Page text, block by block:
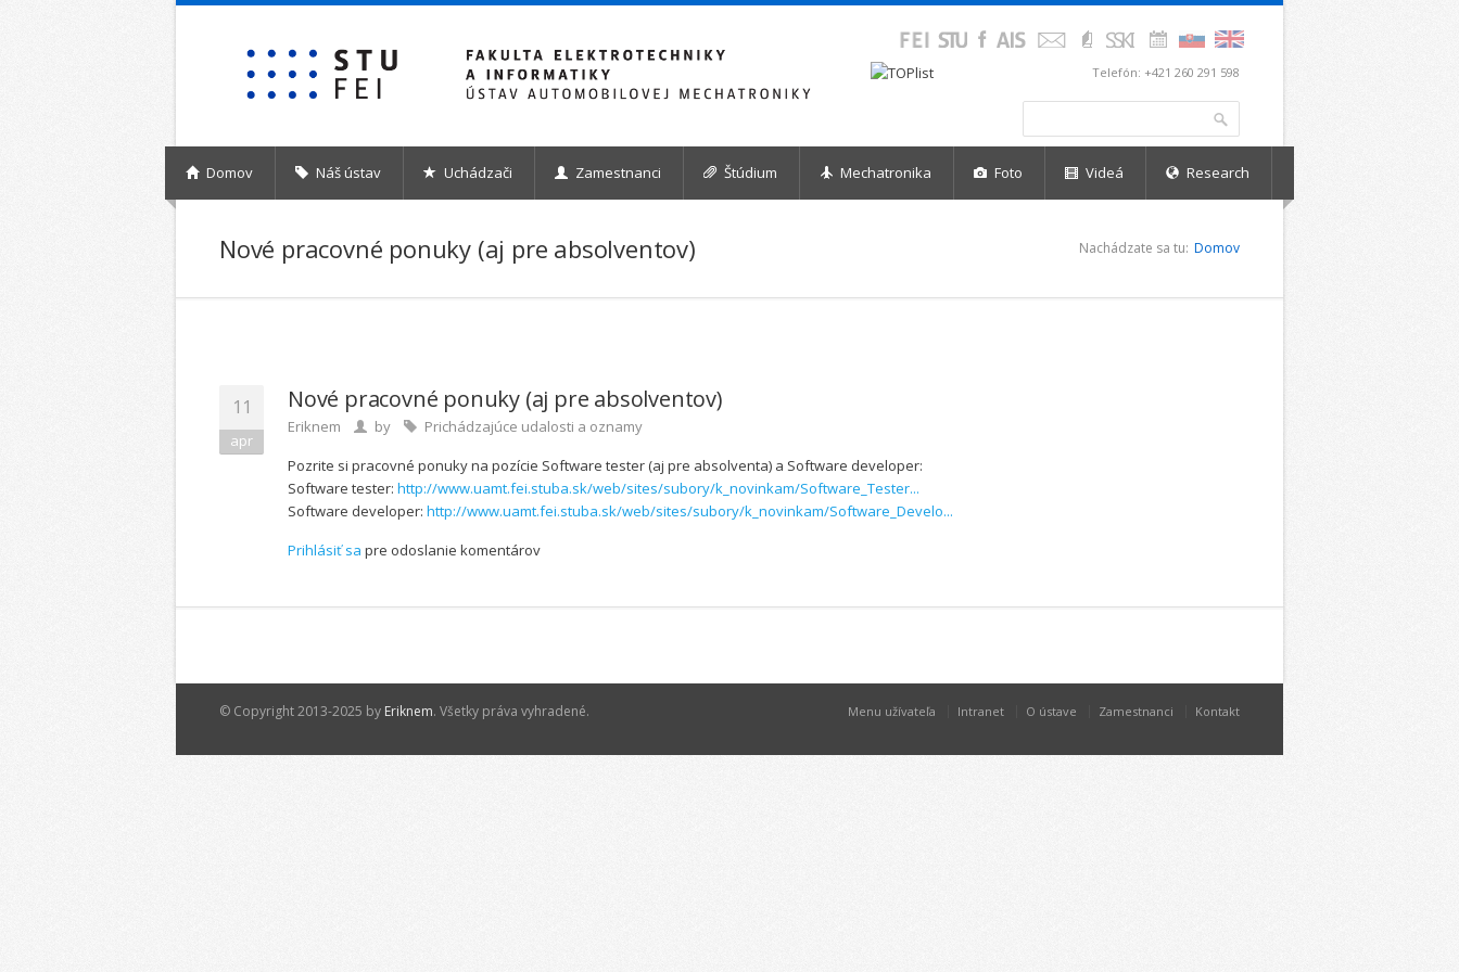
Telefón: +421 260 291 598
Domov Náš ústav Uchádzači Zamestnanci Štúdium Mechatronika Foto Videá Research
Nové pracovné ponuky (aj pre absolventov) Nachádzate sa tu: Domov
11
apr
Nové pracovné ponuky (aj pre absolventov)
by
Eriknem
Prichádzajúce udalosti a oznamy
Pozrite si pracovné ponuky na pozície Software tester (aj pre absolventa) a Software developer:
Software tester: http://www.uamt.fei.stuba.sk/web/sites/subory/k_novinkam/Software_Tester...
Software developer: http://www.uamt.fei.stuba.sk/web/sites/subory/k_novinkam/Software_Develo...
Prihlásiť sa pre odoslanie komentárov
© Copyright 2013-2025 by Eriknem. Všetky práva vyhradené. Menu užívateľa Intranet O ústave Zamestnanci Kontakt